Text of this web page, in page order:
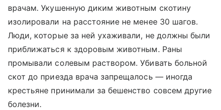
врачам. Укушенную диким животным скотину
изолировали на расстояние не менее 30 шагов.
Люди, которые за ней ухаживали, не должны были
приближаться к здоровым животным. Раны
промывали солевым раствором. Убивать больной
скот до приезда врача запрещалось — иногда
крестьяне принимали за бешенство совсем другие
болезни.